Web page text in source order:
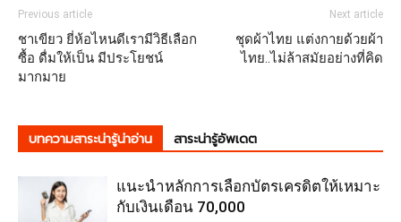
Previous article
ชาเขียว ยี่ห้อไหนดีเรามีวิธีเลือก
ซื้อ ดื่มให้เป็น มีประโยชน์
มากมาย
Next article
ชุดผ้าไทย แต่งกายด้วยผ้า
ไทย..ไม่ล้าสมัยอย่างที่คิด
บทความสาระน่ารู้น่าอ่าน สาระน่ารู้อัพเดต
แนะนำหลักการเลือกบัตรเครดิตให้เหมาะ
กับเงินเดือน 70,000